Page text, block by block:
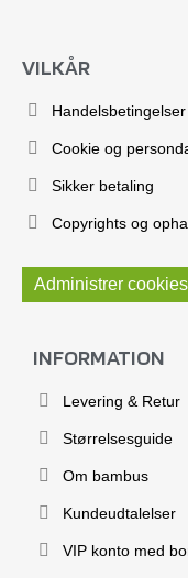
VILKÅR
Handelsbetingelser
Cookie og
Sikker betaling
Copyrights og
Administrer cookies
INFORMATION
Levering & Retur
Størrelsesguide
Om bambus
Kundeudtalelser
VIP konto med